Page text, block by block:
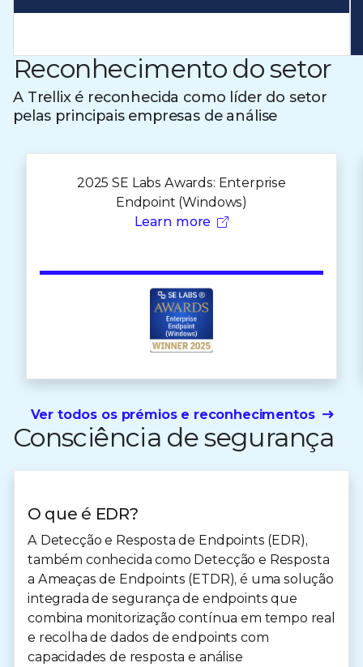
Reconhecimento do setor
A Trellix é reconhecida como líder do setor
pelas principais empresas de análise
2025 SE Labs Awards: Enterprise
Endpoint (Windows)
Learn more
Ver todos os prémios e reconhecimentos
Consciência de segurança
O que é EDR?
A Detecção e Resposta de Endpoints (EDR),
também conhecida como Detecção e Resposta
a Ameaças de Endpoints (ETDR), é uma solução
integrada de segurança de endpoints que
combina monitorização contínua em tempo real
e recolha de dados de endpoints com
capacidades de resposta e análise